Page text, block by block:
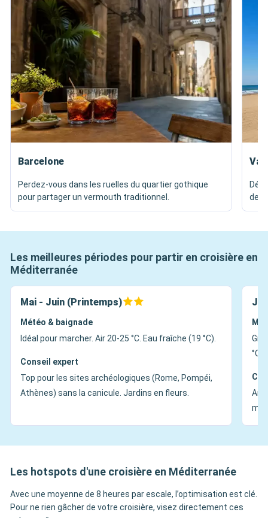
Barcelone
Perdez-vous dans les ruelles du quartier gothique
pour partager un vermouth traditionnel.
de
Les meilleures périodes pour partir en croisière en
Méditerranée
Mai - Juin (Printemps)
Météo & baignade
Idéal pour marcher. Air 20-25 °C. Eau fraîche (19 °C).
Conseil expert
Top pour les sites archéologiques (Rome, Pompéi,
Athènes) sans la canicule. Jardins en fleurs.
Les hotspots d'une croisière en Méditerranée
Avec une moyenne de 8 heures par escale, l’optimisation est clé.
Pour ne rien gâcher de votre croisière, visez directement ces